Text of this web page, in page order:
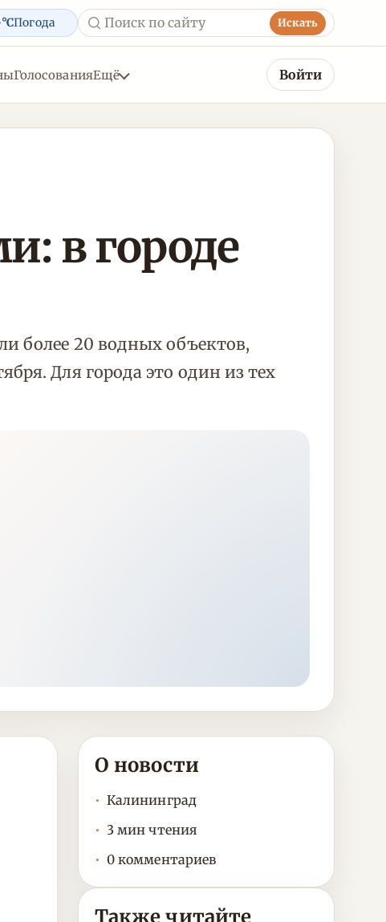
Погода Искать
ГолосованияЕщё Войти
в городе
более 20 водных объектов,
Для города это один из тех
О новости
Калининград
3 мин чтения
0 комментариев
Также читайте